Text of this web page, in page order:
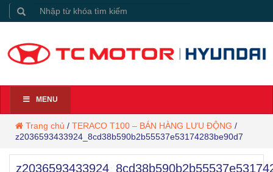
MENU
Trang chủ / TERACO T100 – BÁN HÀNG LƯU ĐỘNG /
z2036593433924_8cd38b590b2b55537e53174283be90d7